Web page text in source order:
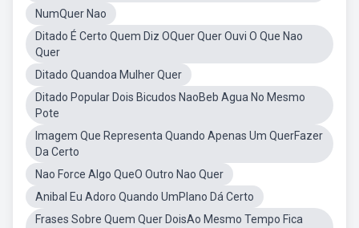
NumQuer Nao
Ditado É Certo Quem Diz OQuer Quer Ouvi O Que Nao
Quer
Ditado Quandoa Mulher Quer
Ditado Popular Dois Bicudos NaoBeb Agua No Mesmo
Pote
Imagem Que Representa Quando Apenas Um QuerFazer
Da Certo
Nao Force Algo QueO Outro Nao Quer
Anibal Eu Adoro Quando UmPlano Dá Certo
Frases Sobre Quem Quer DoisAo Mesmo Tempo Fica